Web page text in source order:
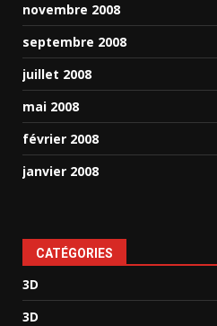
novembre 2008
septembre 2008
juillet 2008
mai 2008
février 2008
janvier 2008
CATÉGORIES
3D
3D